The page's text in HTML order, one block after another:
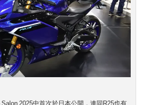
2025中首次於日本公開，連同R25也有